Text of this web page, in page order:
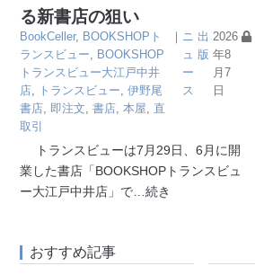
る新書店の狙い
BookCeller, BOOKSHOPト
ランスビュー
BOOKSHOP
トランスビュー大江戸中井
店
トランスビュー ,伊野尾
書店 即注文 ,書店 ,本屋
直
取引
｜ ニ
ュ
ー
ス
出
版
2026
年8
月7
日
トランスビューは7月29日、6月に開
業した書店「BOOKSHOPトランスビュ
ー大江戸中井店」で …続き
おすすめ記事